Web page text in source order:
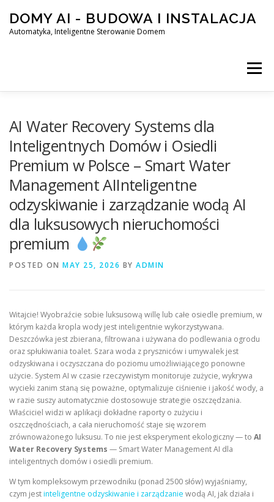
content
DOMY AI - BUDOWA I INSTALACJA
Automatyka, Inteligentne Sterowanie Domem
Menu
SMART DOM AI – AUTOMATYKA, INTELIGENTNE
BLOG KONTAKT
AI Water Recovery Systems dla
Inteligentnych Domów i Osiedli
Premium w Polsce – Smart Water
Management AIInteligentne
odzyskiwanie i zarządzanie wodą AI
dla luksusowych nieruchomości
premium
POSTED ON MAY 25, 2026 BY ADMIN
Witajcie! Wyobraźcie sobie luksusową willę lub całe osiedle premium, w
którym każda kropla wody jest inteligentnie wykorzystywana.
Deszczówka jest zbierana, filtrowana i używana do podlewania ogrodu
oraz spłukiwania toalet. Szara woda z pryszniców i umywalek jest
odzyskiwana i oczyszczana do poziomu umożliwiającego ponowne
użycie. System AI w czasie rzeczywistym monitoruje zużycie, wykrywa
wycieki zanim staną się poważne, optymalizuje ciśnienie i jakość wody, a
w razie suszy automatycznie dostosowuje strategie oszczędzania.
Właściciel widzi w aplikacji dokładne raporty o zużyciu i
oszczędnościach, a cała nieruchomość staje się wzorem
zrównoważonego luksusu. To nie jest eksperyment ekologiczny — to AI
Water Recovery Systems — Smart Water Management AI dla
inteligentnych domów i osiedli premium.
W tym kompleksowym przewodniku (ponad 2500 słów) wyjaśniamy,
czym jestinteligentne odzyskiwanie i zarządzanie wodą AI, jak działa i